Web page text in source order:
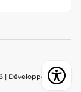
| Développé par :